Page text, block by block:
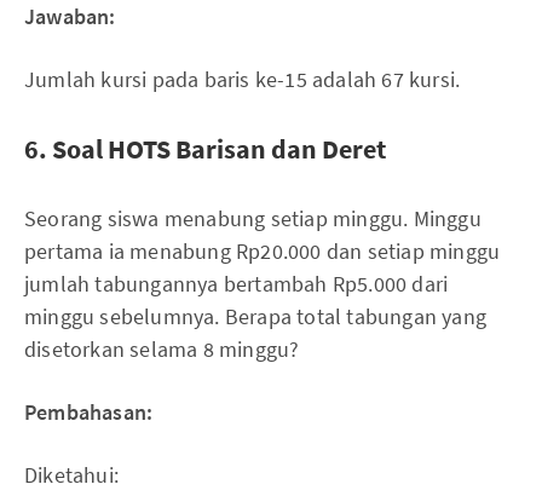
Jawaban:
Jumlah kursi pada baris ke-15 adalah 67 kursi.
6. Soal HOTS Barisan dan Deret
Seorang siswa menabung setiap minggu. Minggu
pertama ia menabung Rp20.000 dan setiap minggu
jumlah tabungannya bertambah Rp5.000 dari
minggu sebelumnya. Berapa total tabungan yang
disetorkan selama 8 minggu?
Pembahasan:
Diketahui: